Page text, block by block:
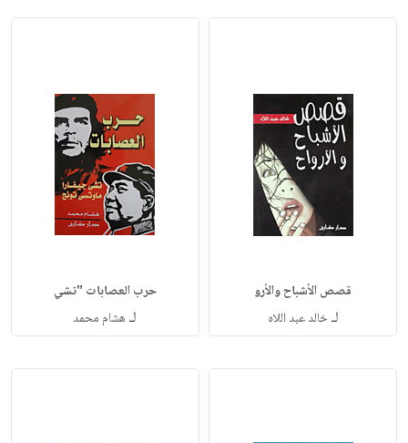
قصص الأشباح والأرو
لـخالد عبد اللاه
حرب العصابات "تشي
لـ هشام محمد